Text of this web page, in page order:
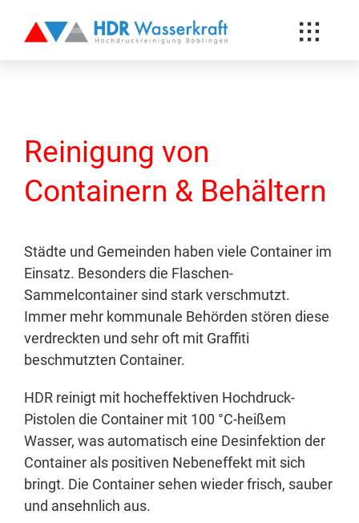
Toggle
Kontakt
Reinigung von
Containern & Behältern
Städte und Gemeinden haben viele Container im
Einsatz. Besonders die Flaschen-
Sammelcontainer sind stark verschmutzt.
Immer mehr kommunale Behörden stören diese
verdreckten und sehr oft mit Graffiti
beschmutzten Container.
HDR reinigt mit hocheffektiven Hochdruck-
Pistolen die Container mit 100 °C-heißem
Wasser, was automatisch eine Desinfektion der
Container als positiven Nebeneffekt mit sich
bringt. Die Container sehen wieder frisch, sauber
und ansehnlich aus.